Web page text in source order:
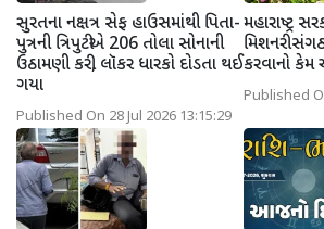
સુરતના નક્ષત્ર સેફ હાઉસમાંથી પિતા-
પુત્રની ત્રિપુટીએ 206 તોલા સોનાની
ઉઠામણી કરી, લૉકર ધારકો દોડતા થઈ
ગયા
Published On 28 Jul 2026 13:15:29
મહારાષ્ટ્ર
મિશનરી
કરવાનો
Published